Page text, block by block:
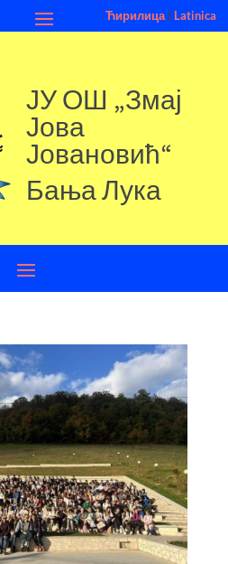
Ћирилица| Latinica
ЈУ ОШ „Змај
Јова
Јовановић“
Бања Лука